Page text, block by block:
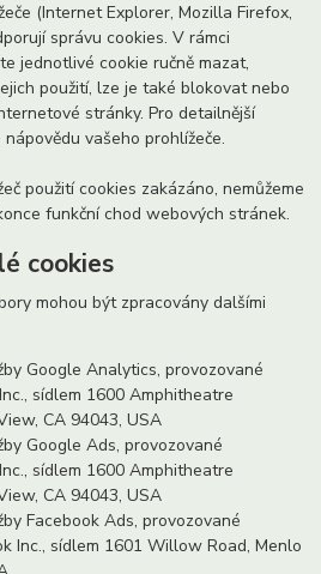
(Internet Explorer, Mozilla Firefox,
správu cookies. V rámci
jednotlivé cookie ručně mazat,
použití, lze je také blokovat nebo
stránky. Pro detailnější
vašeho prohlížeče.
použití cookies zakázáno, nemůžeme
funkční chod webových stránek.
cookies
mohou být zpracovány dalšími
Google Analytics, provozované
sídlem 1600 Amphitheatre
CA 94043, USA
Google Ads, provozované
sídlem 1600 Amphitheatre
CA 94043, USA
Facebook Ads, provozované
Inc., sídlem 1601 Willow Road, Menlo